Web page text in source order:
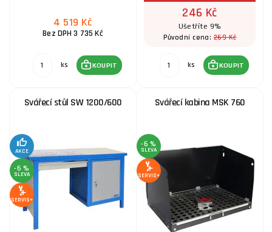
4 519 Kč
Bez DPH 3 735 Kč
ks KOUPIT
246 Kč
Ušetříte 9%
Původní cena:269 Kč
ks KOUPIT
Svářecí stůl SW 1200/600
AKCE
-6 %
SLEVA
SERVIS+
Svářecí kabina MSK 760
-6 %
SLEVA
SERVIS+